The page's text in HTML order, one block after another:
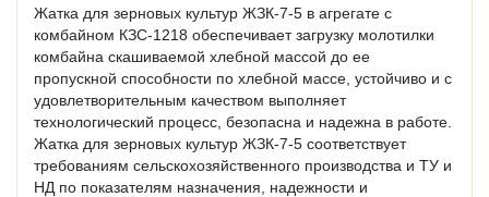
Жатка для зерновых культур ЖЗК-7-5 в агрегате с
комбайном КЗС-1218 обеспечивает загрузку молотилки
комбайна скашиваемой хлебной массой до ее
пропускной способности по хлебной массе, устойчиво и с
удовлетворительным качеством выполняет
технологический процесс, безопасна и надежна в работе.
Жатка для зерновых культур ЖЗК-7-5 соответствует
требованиям сельскохозяйственного производства и ТУ и
НД по показателям назначения, надежности и